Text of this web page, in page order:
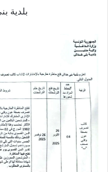
بلدية